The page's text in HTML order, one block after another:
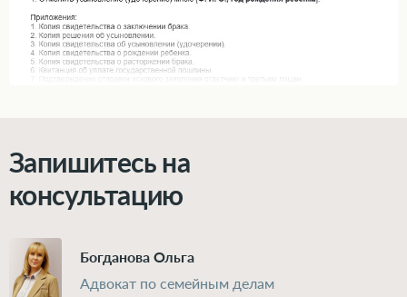
Запишитесь на
консультацию
Богданова Ольга
Адвокат по семейным делам